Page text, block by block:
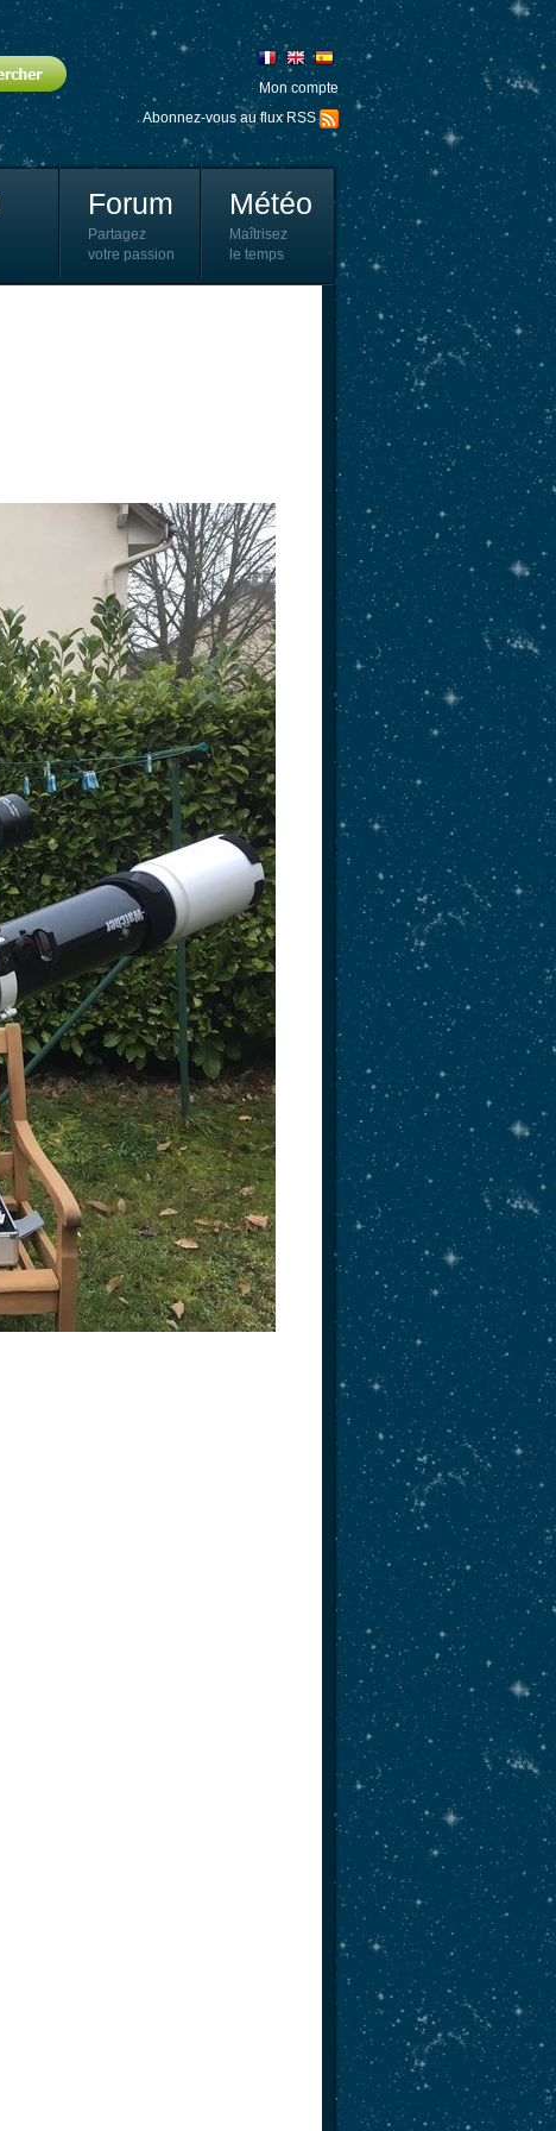
Mon compte
Abonnez-vous au flux RSS
Forum
Partagez
votre passion
Météo
Maîtrisez
le temps